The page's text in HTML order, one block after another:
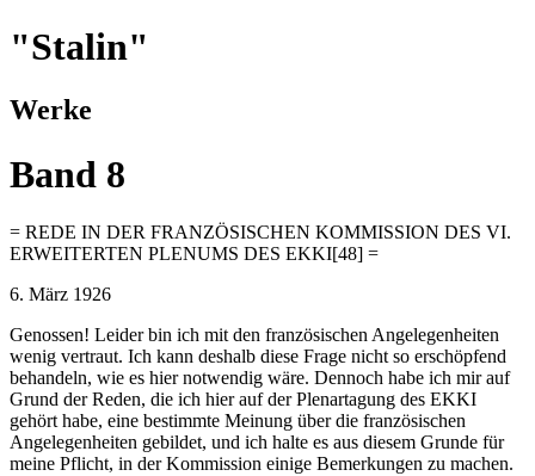
"Stalin"
Werke
Band 8
= REDE IN DER FRANZÖSISCHEN KOMMISSION DES VI.
ERWEITERTEN PLENUMS DES EKKI[48] =
6. März 1926
Genossen! Leider bin ich mit den französischen Angelegenheiten
wenig vertraut. Ich kann deshalb diese Frage nicht so erschöpfend
behandeln, wie es hier notwendig wäre. Dennoch habe ich mir auf
Grund der Reden, die ich hier auf der Plenartagung des EKKI
gehört habe, eine bestimmte Meinung über die französischen
Angelegenheiten gebildet, und ich halte es aus diesem Grunde für
meine Pflicht, in der Kommission einige Bemerkungen zu machen.